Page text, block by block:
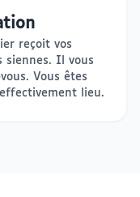
reçoit vos
siennes. Il vous
Vous êtes
lieu.